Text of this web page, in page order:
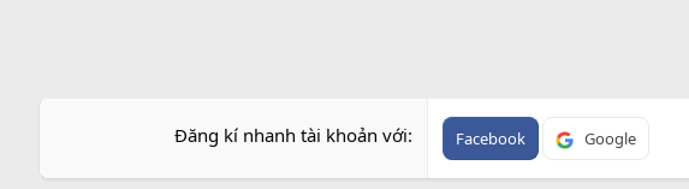
Đăng kí nhanh tài khoản với Facebook Google